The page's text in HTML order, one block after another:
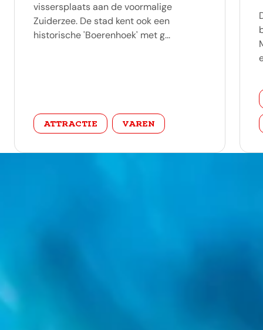
vissersplaats aan de voormalige
Zuiderzee. De stad kent ook een
historische 'Boerenhoek' met g...
categorie
ATTRACTIE VAREN